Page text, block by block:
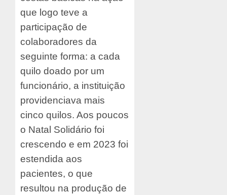
que logo teve a
participação de
colaboradores da
seguinte forma: a cada
quilo doado por um
funcionário, a instituição
providenciava mais
cinco quilos. Aos poucos
o Natal Solidário foi
crescendo e em 2023 foi
estendida aos
pacientes, o que
resultou na produção de